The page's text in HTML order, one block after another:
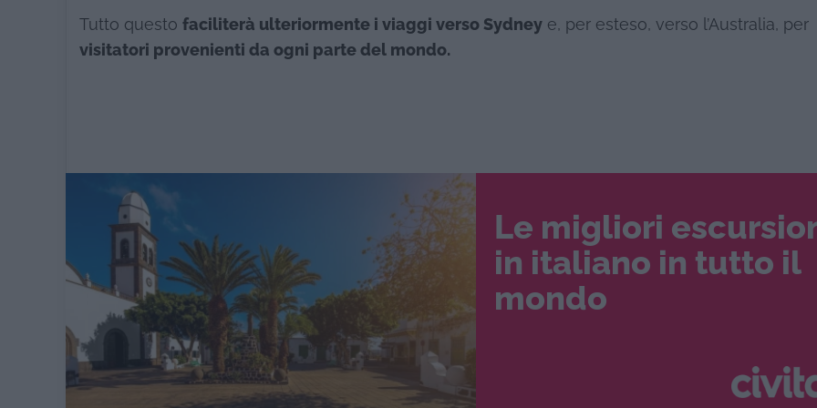
Tutto questo faciliterà ulteriormente i viaggi verso Sydney e, per esteso, verso l’Australia, per
visitatori provenienti da ogni parte del mondo.
Le migliori
in italiano in tutto il
mondo